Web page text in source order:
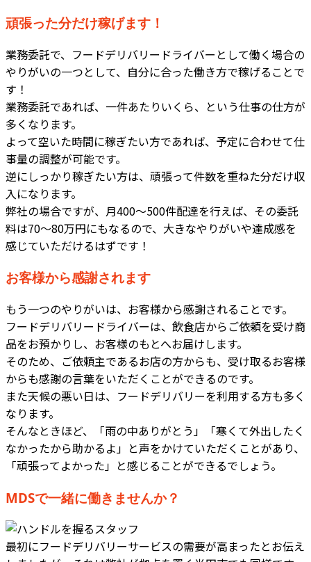
頑張った分だけ稼げます！
業務委託で、フードデリバリードライバーとして働く場合の
やりがいの一つとして、自分に合った働き方で稼げることで
す！
業務委託であれば、一件あたりいくら、という仕事の仕方が
多くなります。
よって空いた時間に稼ぎたい方であれば、予定に合わせて仕
事量の調整が可能です。
逆にしっかり稼ぎたい方は、頑張って件数を重ねた分だけ収
入になります。
弊社の場合ですが、月400～500件配達を行えば、その委託
料は70～80万円にもなるので、大きなやりがいや達成感を
感じていただけるはずです！
お客様から感謝されます
もう一つのやりがいは、お客様から感謝されることです。
フードデリバリードライバーは、飲食店からご依頼を受け商
品をお預かりし、お客様のもとへお届けします。
そのため、ご依頼主であるお店の方からも、受け取るお客様
からも感謝の言葉をいただくことができるのです。
また天候の悪い日は、フードデリバリーを利用する方も多く
なります。
そんなときほど、「雨の中ありがとう」「寒くて外出したく
なかったから助かるよ」と声をかけていただくことがあり、
「頑張ってよかった」と感じることができるでしょう。
MDSで一緒に働きませんか？
最初にフードデリバリーサービスの需要が高まったとお伝え